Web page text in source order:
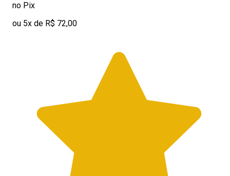
no Pix
ou 5x de R$ 72,00